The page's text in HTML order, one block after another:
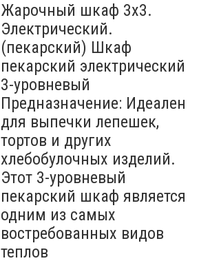
Жарочный шкаф 3х3.
Электрический.
(пекарский) Шкаф
пекарский электрический
3-уровневый
Предназначение: Идеален
для выпечки лепешек,
тортов и других
хлебобулочных изделий.
Этот 3-уровневый
пекарский шкаф является
одним из самых
востребованных видов
теплов